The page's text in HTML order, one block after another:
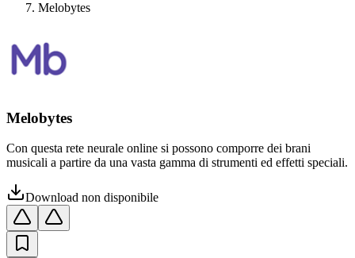
Melobytes
Melobytes
Con questa rete neurale online si possono comporre dei brani
musicali a partire da una vasta gamma di strumenti ed effetti speciali.
Download non disponibile